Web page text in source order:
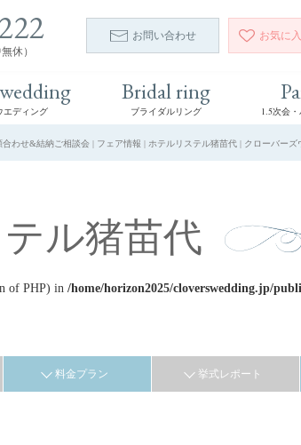
休）
お問い合わせ お気に
エディング
Bridal ring
ブライダルリング 1.5次会
合わせ&結納ご相談会 | フェア情報 | ホテルリステル猪苗代 | クローバーズ
ル猪苗代
of PHP) in /home/horizon2025/cloverswedding.jp/
料金プラン 挙式レポート